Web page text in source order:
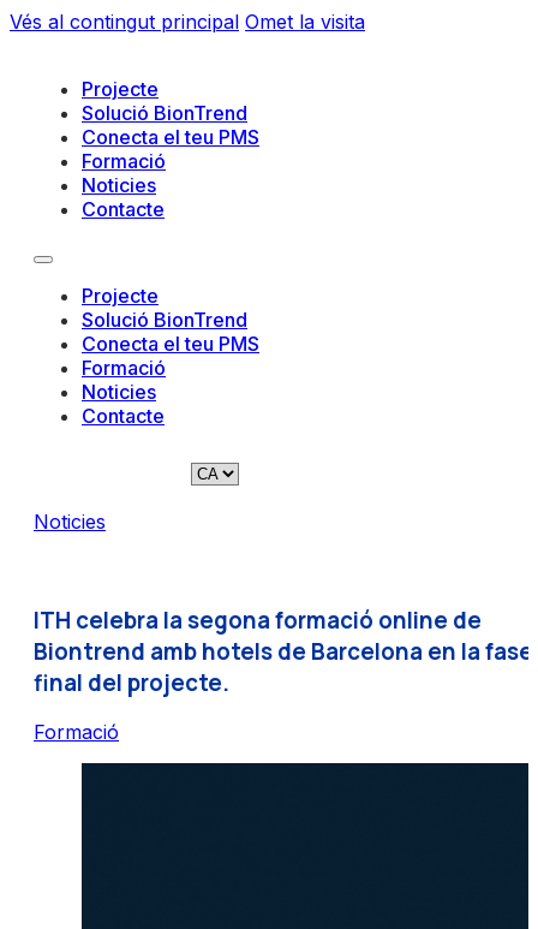
Vés al contingut principal Omet la visita
Projecte
Solució BionTrend
Conecta el teu PMS
Formació
Noticies
Contacte
Projecte
Solució BionTrend
Conecta el teu PMS
Formació
Noticies
Contacte
Noticies
ITH celebra la segona formació online de
Biontrend amb hotels de Barcelona en la fase
final del projecte.
Formació